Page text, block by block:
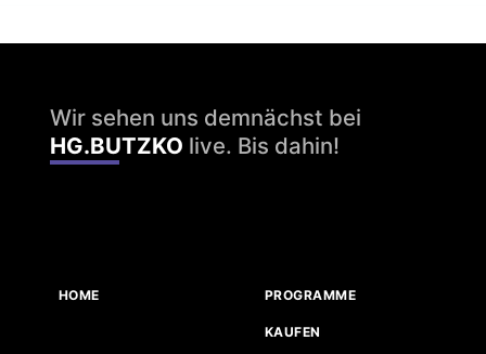
Wir sehen uns demnächst bei
HG.BUTZKO live. Bis dahin!
HOME PROGRAMME
KAUFEN